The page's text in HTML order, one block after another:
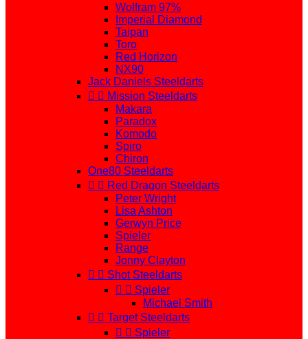
Wolfram 97%
Imperial Diamond
Taipan
Toro
Red Horizon
NX90
Jack Daniels Steeldarts
  Mission Steeldarts
Makara
Paradox
Komodo
Spiro
Chiron
One80 Steeldarts
  Red Dragon Steeldarts
Peter Wright
Lisa Ashton
Gerwyn Price
Spieler
Range
Jonny Clayton
  Shot Steeldarts
  Spieler
Michael Smith
  Target Steeldarts
  Spieler